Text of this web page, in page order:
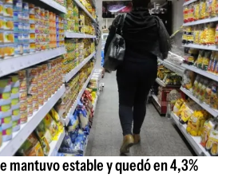
mantuvo estable y quedó en 4,3%